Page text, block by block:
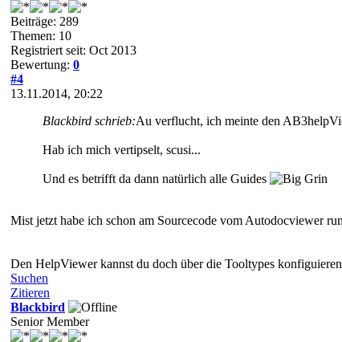
Beiträge: 289
Themen: 10
Registriert seit: Oct 2013
Bewertung: 0
#4
13.11.2014, 20:22
Blackbird schrieb:Au verflucht, ich meinte den
Hab ich mich vertipselt, scusi...
Und es betrifft da dann natürlich alle Guides
Mist jetzt habe ich schon am Sourcecode vom Autodocviewer
Den HelpViewer kannst du doch über die Tooltypes
Suchen
Zitieren
Blackbird
Senior Member